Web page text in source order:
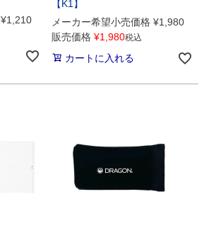
¥1,210
【K1】
メーカー希望小売価格 ¥1,980
販売価格 ¥1,980税込
カートに入れる